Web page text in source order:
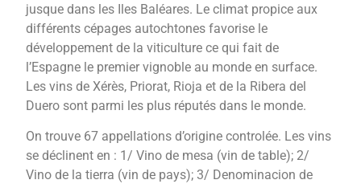
jusque dans les Iles Baléares. Le climat propice aux
différents cépages autochtones favorise le
développement de la viticulture ce qui fait de
l’Espagne le premier vignoble au monde en surface.
Les vins de Xérès, Priorat, Rioja et de la Ribera del
Duero sont parmi les plus réputés dans le monde.
On trouve 67 appellations d’origine controlée. Les vins
se déclinent en : 1/ Vino de mesa (vin de table); 2/
Vino de la tierra (vin de pays); 3/ Denominacion de